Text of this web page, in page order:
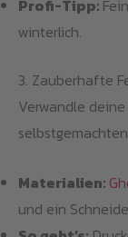
Profi-Tipp:
winterlich.
3. Zauberhafte
Verwandle
Materialien:
und ein